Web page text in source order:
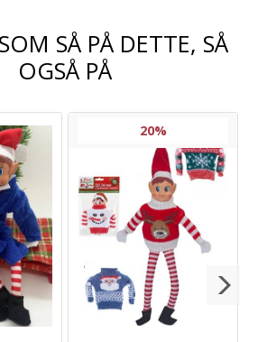
SÅ PÅ DETTE, SÅ
OGSÅ PÅ
20%